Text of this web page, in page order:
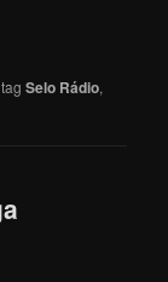
tagSelo Rádio,